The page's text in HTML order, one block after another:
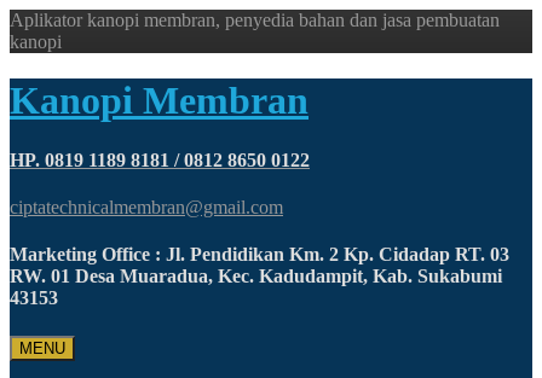
Aplikator kanopi membran, penyedia bahan dan jasa pembuatan
kanopi
Kanopi Membran
HP. 0819 1189 8181 / 0812 8650 0122
ciptatechnicalmembran@gmail.com
Marketing Office : Jl. Pendidikan Km. 2 Kp. Cidadap RT. 03
RW. 01 Desa Muaradua, Kec. Kadudampit, Kab. Sukabumi
43153
MENU